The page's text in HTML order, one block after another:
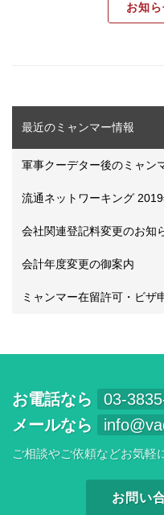
お知
最近のミャンマー情報
軍事クーデター後のミャン
流通ネットワーキング
会社関連登記料変更のお知
会計年度変更の御案内
ミャンマー在留許可・ビザ
お電話なら
03-
メールなら
ご相談やご依頼などお気軽
お問い